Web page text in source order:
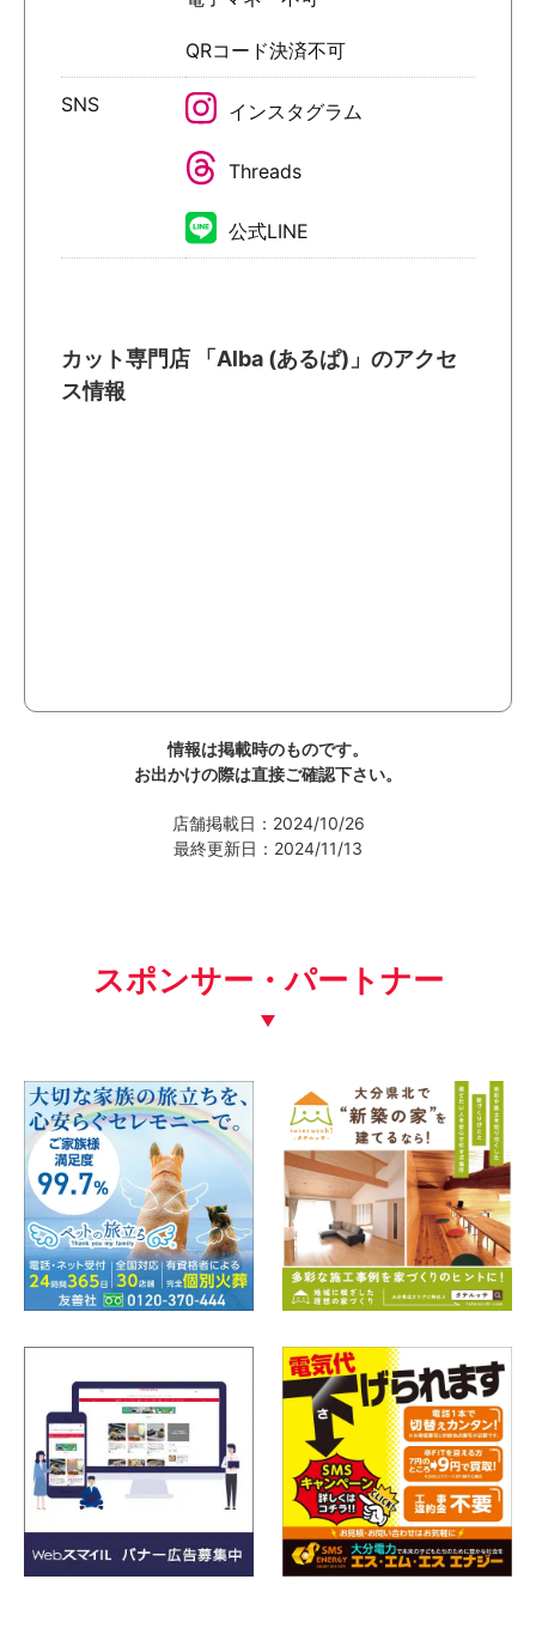
QRコード決済不可
SNS インスタグラム
Threads
公式LINE
カット専門店 「Alba (あるぱ)」のアクセ
ス情報
情報は掲載時のものです。
お出かけの際は直接ご確認下さい。
店舗掲載日：2024/10/26
最終更新日：2024/11/13
スポンサー・パートナー